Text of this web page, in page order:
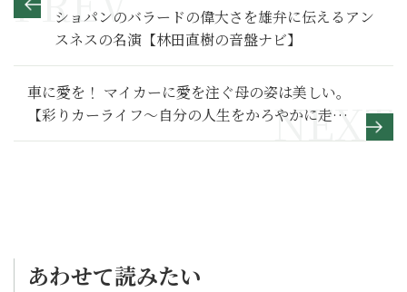
ショパンのバラードの偉大さを雄弁に伝えるアン
スネスの名演【林田直樹の音盤ナビ】
車に愛を！ マイカーに愛を注ぐ母の姿は美しい。
【彩りカーライフ～自分の人生をかろやかに走ろ
う～】
あわせて読みたい